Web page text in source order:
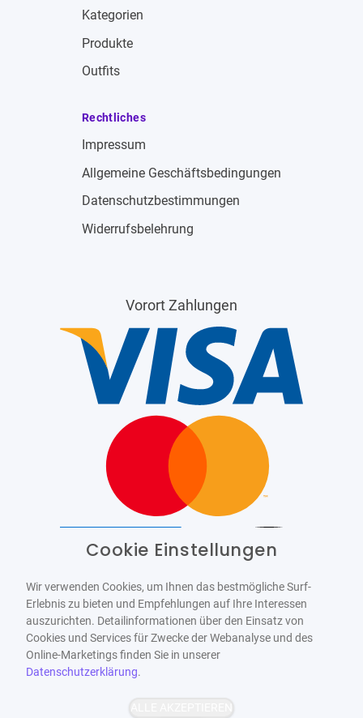
Kategorien
Produkte
Outfits
Rechtliches
Impressum
Allgemeine Geschäftsbedingungen
Datenschutzbestimmungen
Widerrufsbelehrung
Vorort Zahlungen
WCAG-2.1-AA
Cookie Einstellungen
Wir verwenden Cookies, um Ihnen das bestmögliche Surf-
Erlebnis zu bieten und Empfehlungen auf Ihre Interessen
auszurichten. Detailinformationen über den Einsatz von
Cookies und Services für Zwecke der Webanalyse und des
Online-Marketings finden Sie in unserer
Datenschutzerklärung.
ALLE AKZEPTIEREN